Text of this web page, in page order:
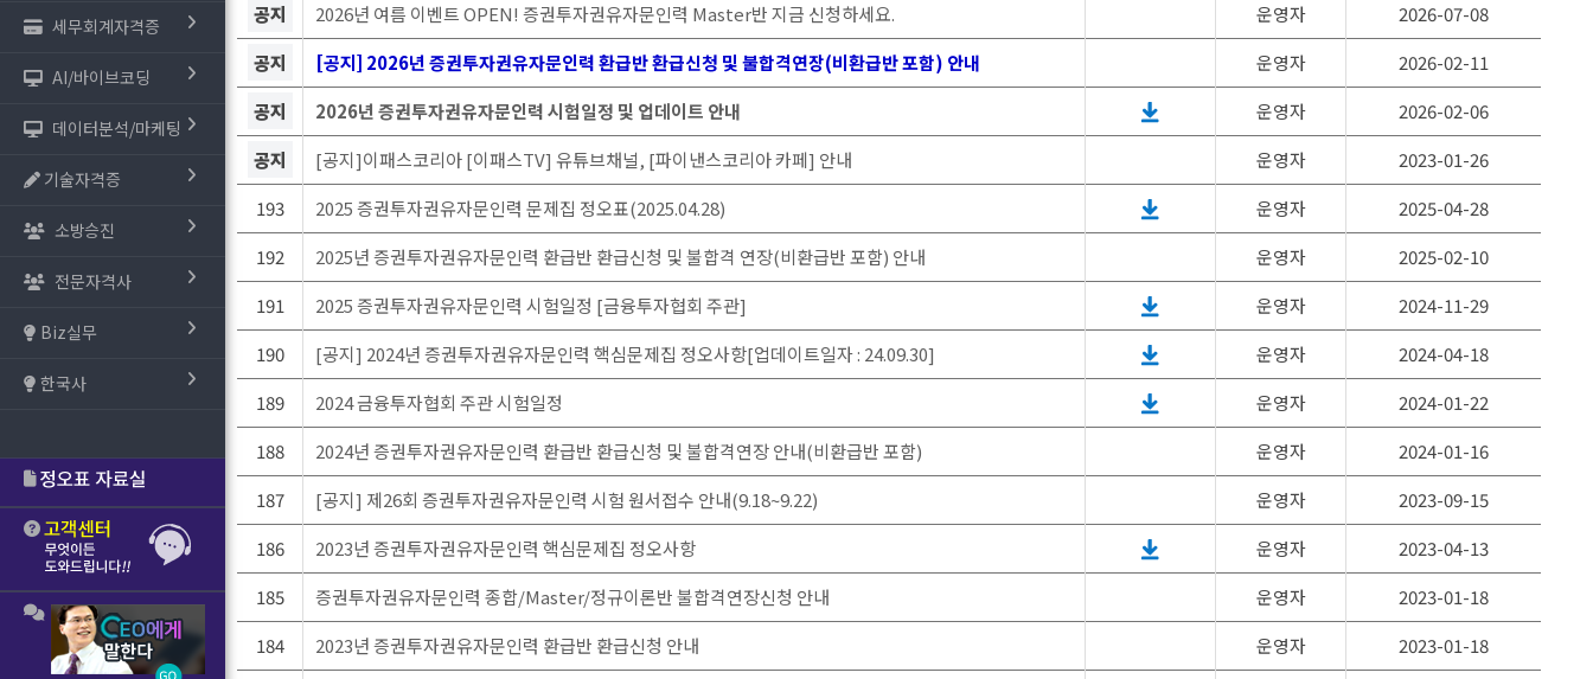
세무회계자격증
AI/바이브코딩
데이터분석/마케팅
기술자격증
소방승진
전문자격사
Biz실무
한국사
공지
2026년 여름 이벤트 OPEN! 증권투자권유자문인력 Master반 지금 신청하세요. 운영자
2026-07-08
공지
[공지] 2026년 증권투자권유자문인력 환급반 환급신청 및 불합격연장(비환급반 포함) 안내 운영자
2026-02-11
공지
2026년 증권투자권유자문인력 시험일정 및 업데이트 안내 운영자
2026-02-06
공지
[공지]이패스코리아 [이패스TV] 유튜브채널, [파이낸스코리아 카페] 안내 운영자
2023-01-26
193
2025 증권투자권유자문인력 문제집 정오표(2025.04.28) 운영자
2025-04-28
192
2025년 증권투자권유자문인력 환급반 환급신청 및 불합격 연장(비환급반 포함) 안내 운영자
2025-02-10
191
2025 증권투자권유자문인력 시험일정 [금융투자협회 주관] 운영자
2024-11-29
190
[공지] 2024년 증권투자권유자문인력 핵심문제집 정오사항[업데이트일자 : 24.09.30] 운영자
2024-04-18
189
2024 금융투자협회 주관 시험일정 운영자
2024-01-22
188
2024년 증권투자권유자문인력 환급반 환급신청 및 불합격연장 안내(비환급반 포함) 운영자
2024-01-16
187
[공지] 제26회 증권투자권유자문인력 시험 원서접수 안내(9.18~9.22) 운영자
2023-09-15
186
2023년 증권투자권유자문인력 핵심문제집 정오사항 운영자
2023-04-13
185
증권투자권유자문인력 종합/Master/정규이론반 불합격연장신청 안내 운영자
2023-01-18
184
2023년 증권투자권유자문인력 환급반 환급신청 안내 운영자 2023-01-18